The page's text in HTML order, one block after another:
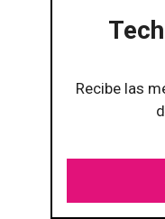
Recibe las